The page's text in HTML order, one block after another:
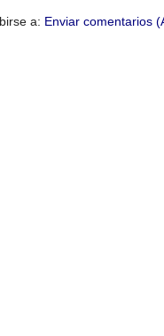
a: Enviar comentarios